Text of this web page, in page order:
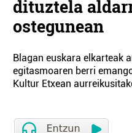
dituztela
ostegunean
Blagan euskara elkarteak
egitasmoaren berri
Kultur Etxean